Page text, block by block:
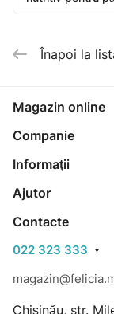
Divin, 200ml
(19359)
Înapoi la
Magazin online
Companie
Informaţii
Ajutor
Contacte
022 323 333
Chișinău, str.